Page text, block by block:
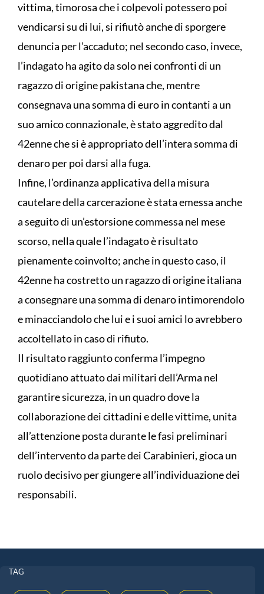
vittima, timorosa che i colpevoli potessero poi
vendicarsi su di lui, si rifiutò anche di sporgere
denuncia per l’accaduto; nel secondo caso, invece,
l’indagato ha agito da solo nei confronti di un
ragazzo di origine pakistana che, mentre
consegnava una somma di euro in contanti a un
suo amico connazionale, è stato aggredito dal
42enne che si è appropriato dell’intera somma di
denaro per poi darsi alla fuga.
Infine, l’ordinanza applicativa della misura
cautelare della carcerazione è stata emessa anche
a seguito di un’estorsione commessa nel mese
scorso, nella quale l’indagato è risultato
pienamente coinvolto; anche in questo caso, il
42enne ha costretto un ragazzo di origine italiana
a consegnare una somma di denaro intimorendolo
e minacciandolo che lui e i suoi amici lo avrebbero
accoltellato in caso di rifiuto.
Il risultato raggiunto conferma l’impegno
quotidiano attuato dai militari dell’Arma nel
garantire sicurezza, in un quadro dove la
collaborazione dei cittadini e delle vittime, unita
all’attenzione posta durante le fasi preliminari
dell’intervento da parte dei Carabinieri, gioca un
ruolo decisivo per giungere all’individuazione dei
responsabili.
TAG